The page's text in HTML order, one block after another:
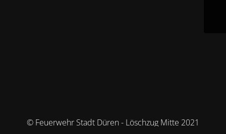
© Feuerwehr Stadt Düren - Löschzug Mitte 2021